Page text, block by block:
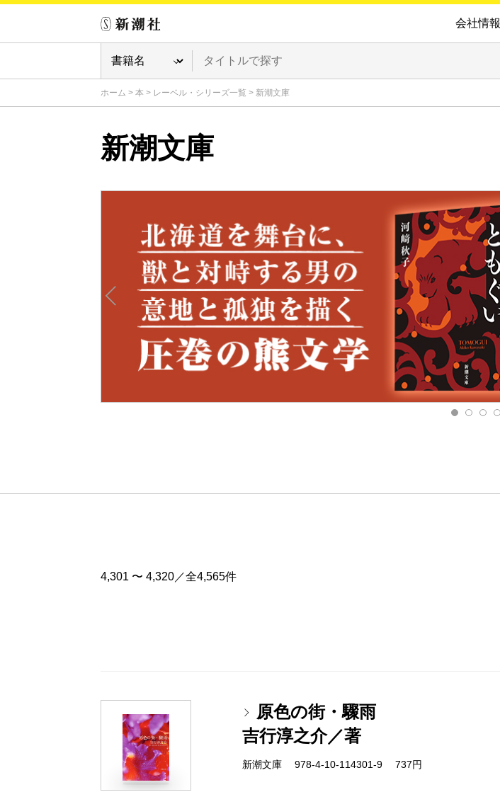
会社情報
ホーム > 本 > レーベル・シリーズ一覧 > 新潮文庫
新潮文庫
4,301 〜 4,320／全4,565件
原色の街・驟雨
吉行淳之介／著
新潮文庫 978-4-10-114301-9 737円